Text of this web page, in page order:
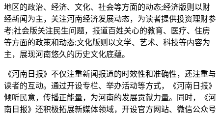
地区的政治、经济、文化、社会等方面的动态;经济版则以财
经新闻为主，关注河南经济发展动态，为读者提供投资理财参
考;社会版关注民生问题，报道百姓关心的教育、医疗、住房
等方面的政策和动态;文化版则以文学、艺术、科技等内容为
主，展现河南悠久的历史文化底蕴。
《河南日报》不仅注重新闻报道的时效性和准确性，还注重与
读者的互动。通过开设专栏、举办活动等方式，《河南日报》
倾听民意，传播正能量，为河南的发展贡献力量。同时，《河
南日报》还积极拓展新媒体领域，开设官方网站、微信公众号